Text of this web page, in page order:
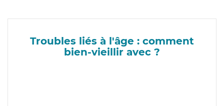
Troubles liés à l'âge : comment
bien-vieillir avec ?